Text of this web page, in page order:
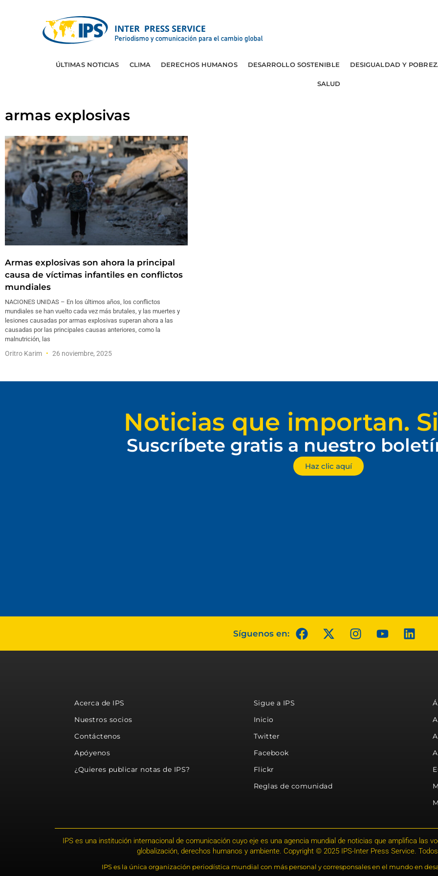
ÚLTIMAS NOTICIAS CLIMA DERECHOS HUMANOS DESARROLLO SOSTENIBLE DESIGUALDAD Y
SALUD
armas explosivas
Armas explosivas son ahora la principal
causa de víctimas infantiles en conflictos
mundiales
NACIONES UNIDAS – En los últimos años, los conflictos
mundiales se han vuelto cada vez más brutales, y las muertes y
lesiones causadas por armas explosivas superan ahora a las
causadas por las principales causas anteriores, como la
malnutrición, las
Oritro Karim 26 noviembre, 2025
Noticias que importan.
Suscríbete gratis a nuestro
Haz clic aquí
Síguenos en:
Acerca de IPS
Nuestros socios
Contáctenos
Apóyenos
¿Quieres publicar notas de IPS?
Sigue a IPS
Inicio
Twitter
Facebook
Flickr
Reglas de comunidad
IPS es una institución internacional de comunicación cuyo eje es una agencia mundial de noticias que amplifica las
globalización, derechos humanos y ambiente. Copyright © 2025 IPS-Inter Press Service.
IPS es la única organización periodística mundial con más personal y corresponsales en el mundo en